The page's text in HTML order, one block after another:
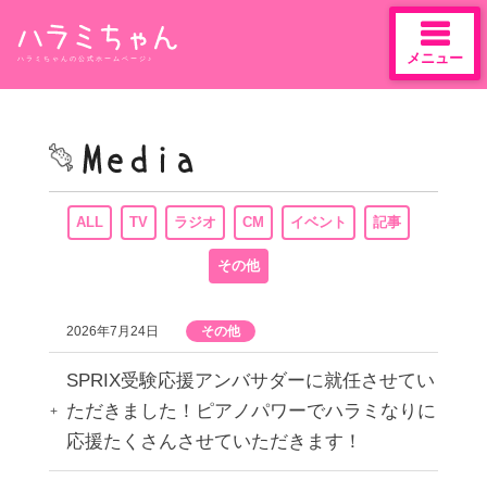
content
ハラミちゃんの公式ホームページ♪ メニュー
ALL TV ラジオ CM イベント 記事
その他
2026年7月24日 その他
SPRIX受験応援アンバサダーに就任させてい
ただきました！ピアノパワーでハラミなりに
応援たくさんさせていただきます！